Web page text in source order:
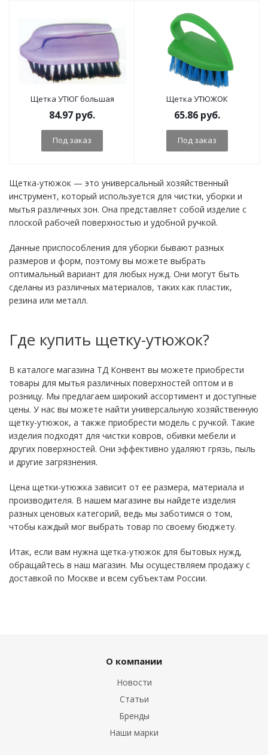
Щетка УТЮГ большая
84.97 руб.
Под заказ
Щетка УТЮЖОК
65.86 руб.
Под заказ
Щетка-утюжок — это универсальный хозяйственный
инструмент, который используется для чистки, уборки и
мытья различных зон. Она представляет собой изделие с
плоской рабочей поверхностью и удобной ручкой.
Данные приспособления для уборки бывают разных
размеров и форм, поэтому вы можете выбрать
оптимальный вариант для любых нужд. Они могут быть
сделаны из различных материалов, таких как пластик,
резина или металл.
Где купить щетку-утюжок?
В каталоге магазина ТД Конвент вы можете приобрести
товары для мытья различных поверхностей оптом и в
розницу. Мы предлагаем широкий ассортимент и доступные
цены. У нас вы можете найти универсальную хозяйственную
щетку-утюжок, а также приобрести модель с ручкой. Такие
изделия подходят для чистки ковров, обивки мебели и
других поверхностей. Они эффективно удаляют грязь, пыль
и другие загрязнения.
Цена щетки-утюжка зависит от ее размера, материала и
производителя. В нашем магазине вы найдете изделия
разных ценовых категорий, ведь мы заботимся о том,
чтобы каждый мог выбрать товар по своему бюджету.
Итак, если вам нужна щетка-утюжок для бытовых нужд,
обращайтесь в наш магазин. Мы осуществляем продажу с
доставкой по Москве и всем субъектам России.
О компании
Новости
Статьи
Бренды
Наши марки